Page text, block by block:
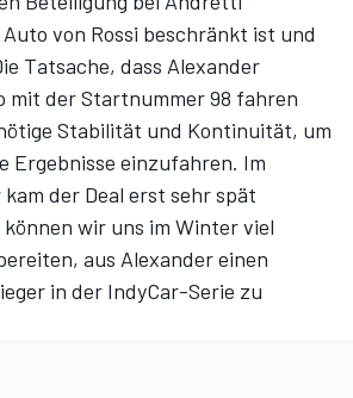
von Rossi beschränkt ist und
Tatsache, dass Alexander
mit der Startnummer 98 fahren
Stabilität und Kontinuität, um
Ergebnisse einzufahren. Im
der Deal erst sehr spät
wir uns im Winter viel
aus Alexander einen
in der IndyCar-Serie zu